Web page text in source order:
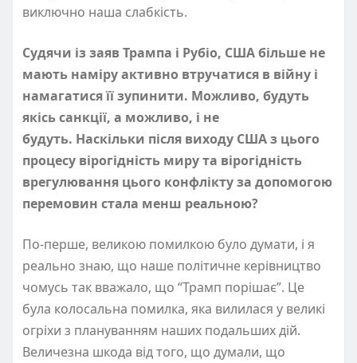
виключно наша слабкість.
Судячи із заяв Трампа і Рубіо, США більше не
мають наміру активно втручатися в війну і
намагатися її зупинити. Можливо, будуть
якісь санкції, а можливо, і не
будуть. Наскільки після виходу США з цього
процесу вірогідність миру та вірогідність
врегулювання цього конфлікту за допомогою
перемовин стала менш реальною?
По-перше, великою помилкою було думати, і я
реально знаю, що наше політичне керівництво
чомусь так вважало, що “Трамп порішає”. Це
була колосальна помилка, яка вилилася у великі
огріхи з плануванням наших подальших дій.
Величезна шкода від того, що думали, що